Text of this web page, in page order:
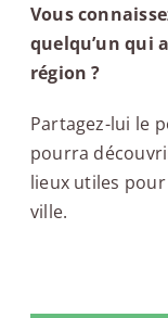
Vous
quelqu’un qui
région ?
Partagez-lui le
pourra
lieux utiles
ville.